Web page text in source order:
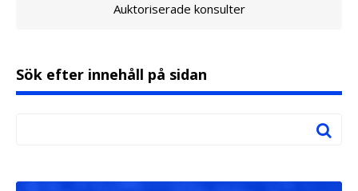
Auktoriserade konsulter
Sök efter innehåll på sidan